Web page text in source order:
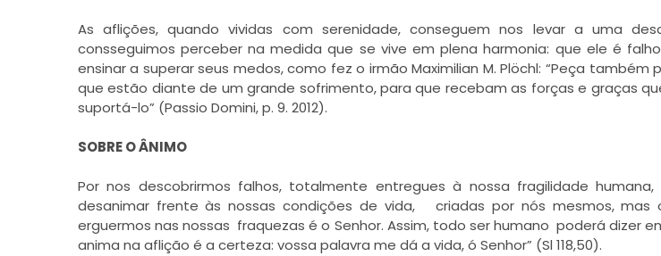
As aflições, quando vividas com serenidade, conseguem nos levar a uma
consseguimos perceber na medida que se vive em plena harmonia: que ele é
ensinar a superar seus medos, como fez o irmão Maximilian M. Plöchl: “Peça
que estão diante de um grande sofrimento, para que recebam as forças e graças
suportá-lo” (Passio Domini, p. 9. 2012).
SOBRE O ÂNIMO
Por nos descobrirmos falhos, totalmente entregues à nossa fragilidade
desanimar frente às nossas condições de vida, criadas por nós mesmos,
erguermos nas nossas fraquezas é o Senhor. Assim, todo ser humano poderá dizer
anima na aflição é a certeza: vossa palavra me dá a vida, ó Senhor” (Sl 118,50).